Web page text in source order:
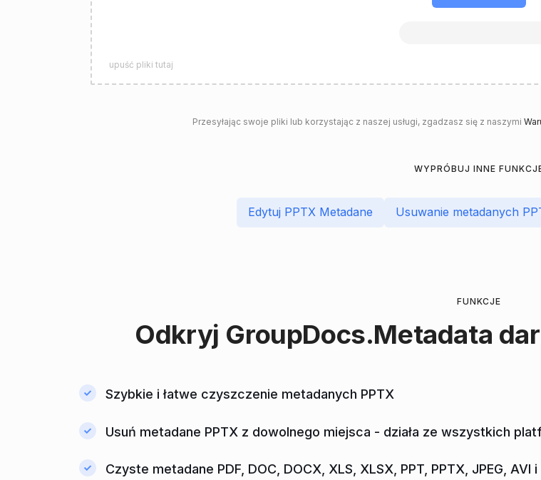
upuść pliki tutaj
Przesyłając swoje pliki lub korzystając z naszej usługi, zgadzasz się z naszymi
WYPRÓBUJ INNE
Edytuj PPTX Metadane Usuwanie metadanych
FUNKCJE
Odkryj GroupDocs.Metadata
Szybkie i łatwe czyszczenie metadanych PPTX
Usuń metadane PPTX z dowolnego miejsca - działa ze wszystkich
Czyste metadane PDF, DOC, DOCX, XLS, XLSX, PPT, PPTX, JPEG,